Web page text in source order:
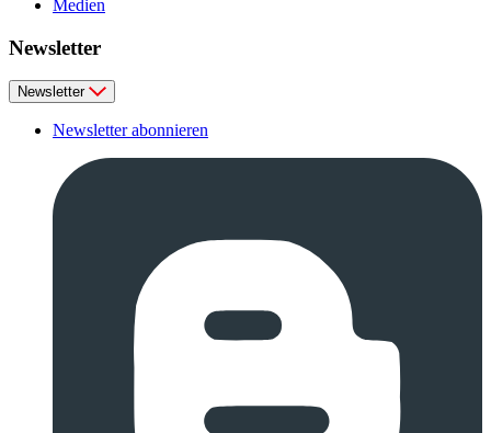
Medien
Newsletter
Newsletter
Newsletter abonnieren